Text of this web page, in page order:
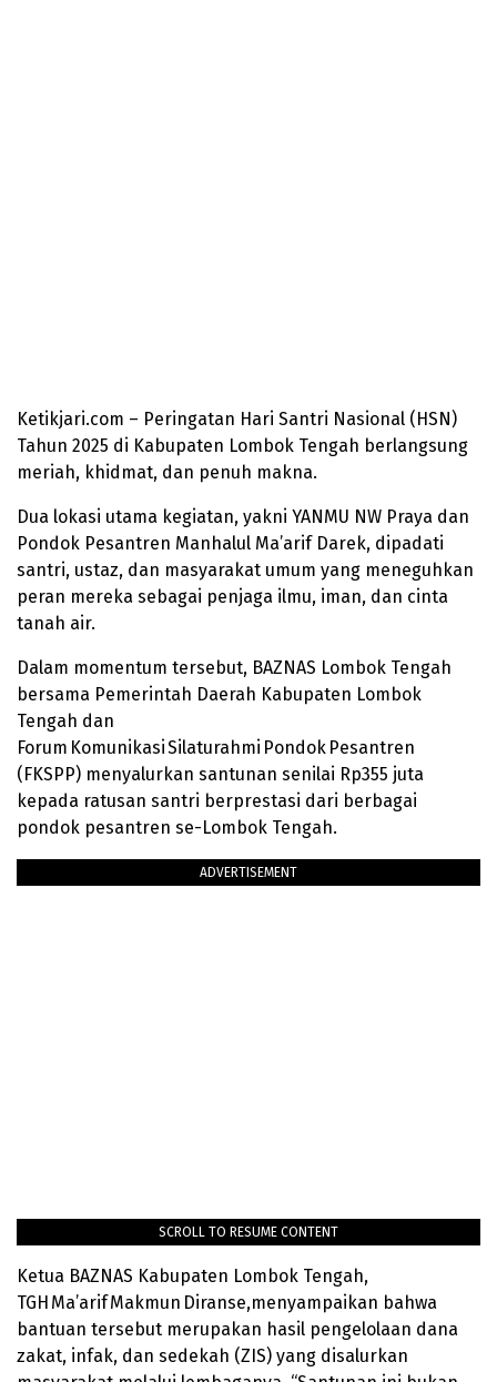
Ketikjari.com – Peringatan Hari Santri Nasional (HSN)
Tahun 2025 di Kabupaten Lombok Tengah berlangsung
meriah, khidmat, dan penuh makna.
Dua lokasi utama kegiatan, yakni YANMU NW Praya dan
Pondok Pesantren Manhalul Ma’arif Darek, dipadati
santri, ustaz, dan masyarakat umum yang meneguhkan
peran mereka sebagai penjaga ilmu, iman, dan cinta
tanah air.
Dalam momentum tersebut, BAZNAS Lombok Tengah
bersama Pemerintah Daerah Kabupaten Lombok
Tengah dan
Forum Komunikasi Silaturahmi Pondok Pesantren
(FKSPP) menyalurkan santunan senilai Rp355 juta
kepada ratusan santri berprestasi dari berbagai
pondok pesantren se-Lombok Tengah.
ADVERTISEMENT
SCROLL TO RESUME CONTENT
Ketua BAZNAS Kabupaten Lombok Tengah,
TGH Ma’arif Makmun Diranse,menyampaikan bahwa
bantuan tersebut merupakan hasil pengelolaan dana
zakat, infak, dan sedekah (ZIS) yang disalurkan